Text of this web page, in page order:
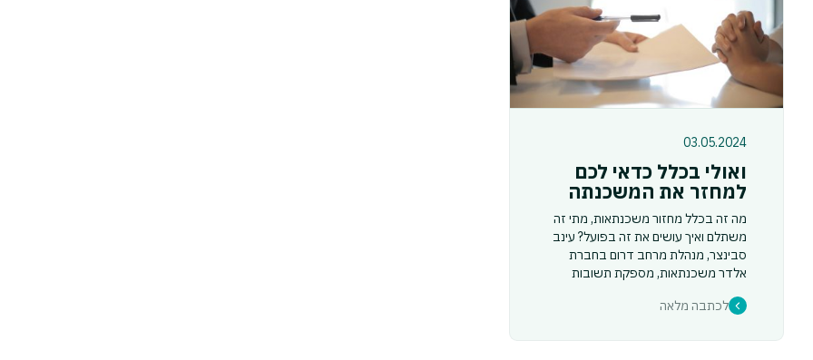
03.05.2024
ואולי בכלל כדאי לכם
למחזר את המשכנתה
מה זה בכלל מחזור משכנתאות, מתי זה
משתלם ואיך עושים את זה בפועל? עינב
סבינצר, מנהלת מרחב דרום בחברת
אלדר משכנתאות, מספקת תשובות
לכתבה מלאה